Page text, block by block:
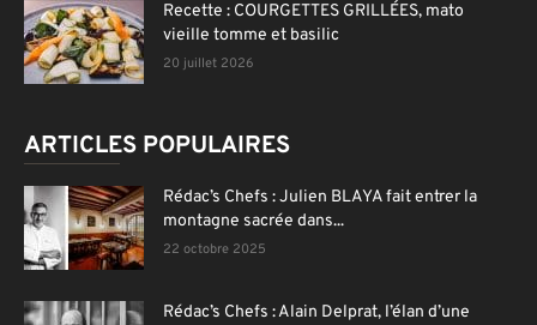
Recette : COURGETTES GRILLÉES, mato
vieille tomme et basilic
20 juillet 2026
ARTICLES POPULAIRES
Rédac’s Chefs : Julien BLAYA fait entrer la
montagne sacrée dans...
22 octobre 2025
Rédac’s Chefs : Alain Delprat, l’élan d’une